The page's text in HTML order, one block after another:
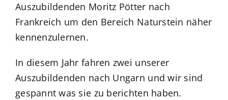
Auszubildenden Moritz Pötter nach
Frankreich um den Bereich Naturstein näher
kennenzulernen.
In diesem Jahr fahren zwei unserer
Auszubildenden nach Ungarn und wir sind
gespannt was sie zu berichten haben.